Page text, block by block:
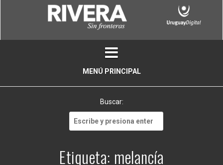
MENÚ PRINCIPAL
Buscar:
Etiqueta: melancía